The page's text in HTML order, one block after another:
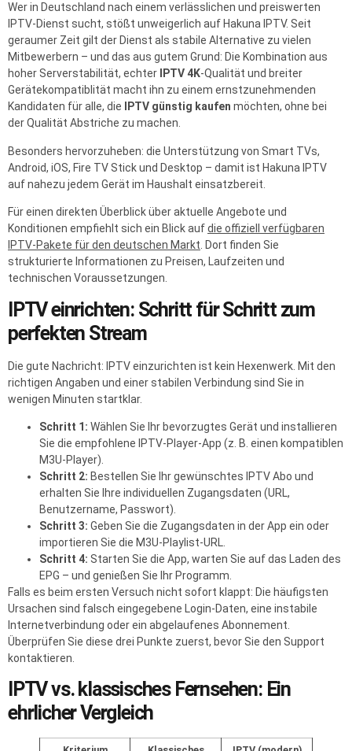
Wer in Deutschland nach einem verlässlichen und preiswerten
IPTV-Dienst sucht, stößt unweigerlich auf Hakuna IPTV. Seit
geraumer Zeit gilt der Dienst als stabile Alternative zu vielen
Mitbewerbern – und das aus gutem Grund: Die Kombination aus
hoher Serverstabilität, echter
IPTV 4K-Qualität und breiter
Gerätekompatiblität macht ihn zu einem ernstzunehmenden
Kandidaten für alle, die
IPTV günstig kaufen möchten, ohne bei
der Qualität Abstriche zu machen.
Besonders hervorzuheben: die Unterstützung von Smart TVs,
Android, iOS, Fire TV Stick und Desktop – damit ist Hakuna IPTV
auf nahezu jedem Gerät im Haushalt einsatzbereit.
Für einen direkten Überblick über aktuelle Angebote und
Konditionen empfiehlt sich ein Blick aufdie offiziell verfügbaren
IPTV-Pakete für den deutschen Markt . Dort finden Sie
strukturierte Informationen zu Preisen, Laufzeiten und
technischen Voraussetzungen.
IPTV einrichten: Schritt für Schritt zum
perfekten Stream
Die gute Nachricht: IPTV einzurichten ist kein Hexenwerk. Mit den
richtigen Angaben und einer stabilen Verbindung sind Sie in
wenigen Minuten startklar.
Schritt 1: Wählen Sie Ihr bevorzugtes Gerät und installieren
Sie die empfohlene IPTV-Player-App (z. B. einen kompatiblen
M3U-Player).
Schritt 2: Bestellen Sie Ihr gewünschtes IPTV Abo und
erhalten Sie Ihre individuellen Zugangsdaten (URL,
Benutzername, Passwort).
Schritt 3: Geben Sie die Zugangsdaten in der App ein oder
importieren Sie die M3U-Playlist-URL.
Schritt 4: Starten Sie die App, warten Sie auf das Laden des
EPG – und genießen Sie Ihr Programm.
Falls es beim ersten Versuch nicht sofort klappt: Die häufigsten
Ursachen sind falsch eingegebene Login-Daten, eine instabile
Internetverbindung oder ein abgelaufenes Abonnement.
Überprüfen Sie diese drei Punkte zuerst, bevor Sie den Support
kontaktieren.
IPTV vs. klassisches Fernsehen: Ein
ehrlicher Vergleich